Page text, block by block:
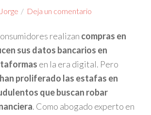
Jorge Deja un comentario
realizan compras en
sus datos bancarios en
en la era digital. Pero
proliferado las estafas en
que buscan robar
. Como abogado experto en